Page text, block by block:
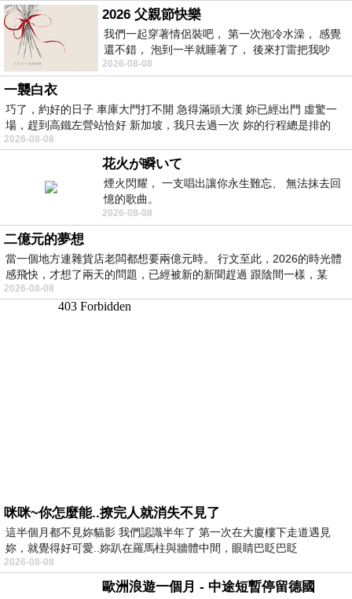
2026 父親節快樂
我們一起穿著情侶裝吧， 第一次泡冷水澡， 感覺
還不錯， 泡到一半就睡著了， 後來打雷把我吵
醒， 手
2026-08-08
一襲白衣
巧了，約好的日子 車庫大門打不開 急得滿頭大漢 妳已經出門 虛驚一
場，趕到高鐵左營站恰好 新加坡，我只去過一次 妳的行程總是排的
2026-08-08
花火が瞬いて
煙火閃耀， 一支唱出讓你永生難忘、 無法抹去回
憶的歌曲。
2026-08-08
二億元的夢想
當一個地方連雜貨店老闆都想要兩億元時。 行文至此，2026的時光體
感飛快，才想了兩天的問題，已經被新的新聞趕過 跟陰間一樣，某
2026-08-08
咪咪~你怎麼能..撩完人就消失不見了
這半個月都不見妳貓影 我們認識半年了 第一次在大廈樓下走道遇見
妳，就覺得好可愛..妳趴在羅馬柱與牆體中間，眼睛巴眨巴眨
2026-08-08
歐洲浪遊一個月 - 中途短暫停留德國